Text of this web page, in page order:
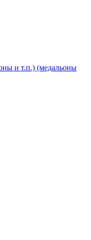
и т.п.) (медальоны